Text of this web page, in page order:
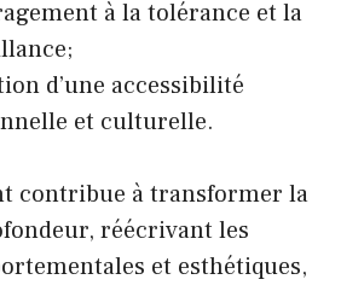
à la tolérance et la
d’une accessibilité
et culturelle.
contribue à transformer la
réécrivant les
et esthétiques,